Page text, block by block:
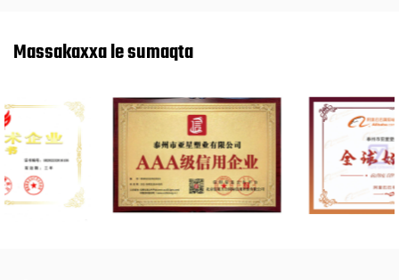
Personnalisé OEM/ODM Usine de films vierges PTFE skived
résistants aux hautes températures
ISO9001 mexxat xiinissoh maknay sumaaqite massoyna.
Yaxing ummatta 20 sanataak dagah yan waktih addat
flooropilastik sanaaqat hangi hayteh sugteeh, Teflon (PTFE)
kee flooro silikoon adhesive serial murtissoh rakiibo kee PTFE
membrane mansoofah murtissoh rakiibo Chaynal geytimta..
Massakaxxa le sumaqta